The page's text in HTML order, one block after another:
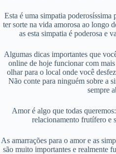
Esta é uma simpatia poderosíssima
ter sorte na vida amorosa ao longo
as esta simpatia é poderosa e
Algumas dicas importantes que
online de hoje funcionar com
olhar para o local onde você
Não conte para ninguém sobre a
sempre
Amor é algo que todas
relacionamento frutífero e
As amarrações para o amor e as
são muito importantes e realmente